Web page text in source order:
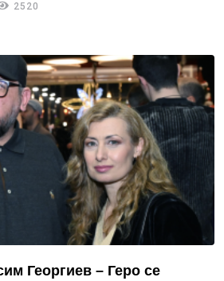
2520
Георгиев – Геро се